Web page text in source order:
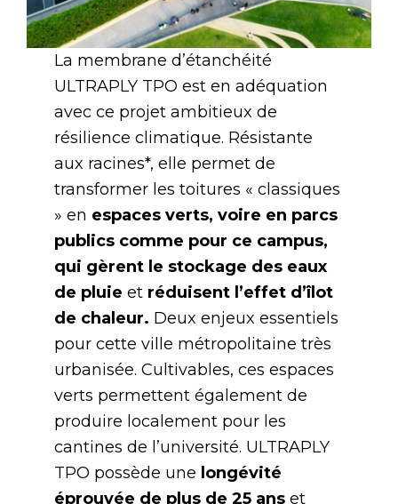
La membrane d’étanchéité
ULTRAPLY TPO est en adéquation
avec ce projet ambitieux de
résilience climatique. Résistante
aux racines*, elle permet de
transformer les toitures « classiques
» en espaces verts, voire en parcs
publics comme pour ce campus,
qui gèrent le stockage des eaux
de pluieet réduisent l’effet d’îlot
de chaleur. Deux enjeux essentiels
pour cette ville métropolitaine très
urbanisée. Cultivables, ces espaces
verts permettent également de
produire localement pour les
cantines de l’université. ULTRAPLY
TPO possède une longévité
éprouvée de plus de 25 anset